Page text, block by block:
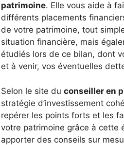
patrimoine. Elle vous aide à
différents placements
de votre patrimoine, tout
situation financière, mais
étudiés lors de ce bilan, dont
et à venir, vos éventuelles
Selon le site du conseiller en
stratégie d’investissement
repérer les points forts et les
votre patrimoine grâce à cette
apporter des conseils sur